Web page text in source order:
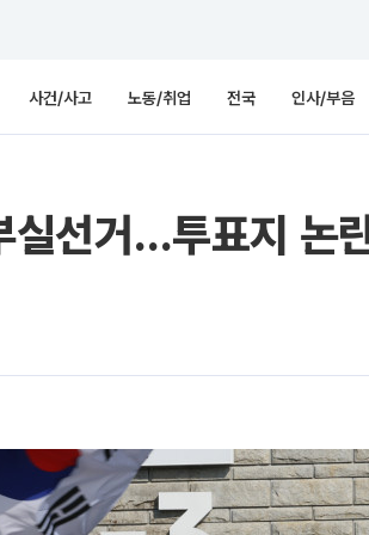
사건/사고 노동/취업 전국 인사/부음
실선거…투표지 논